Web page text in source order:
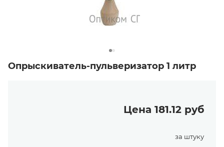
Опрыскиватель-пульверизатор 1 литр
Цена 181.12 руб
за штуку